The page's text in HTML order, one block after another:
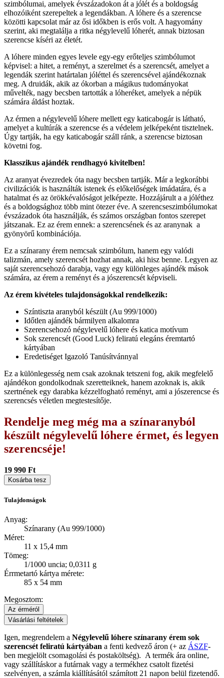
szimbólumai, amelyek évszázadokon át a jólét és a boldogság
elhozóiként szerepeltek a legendákban. A lóhere és a szerencse
közötti kapcsolat már az ősi időkben is erős volt. A hagyomány
szerint, aki megtalálja a ritka négylevelű lóherét, annak biztosan
szerencse kíséri az életét.
A lóhere minden egyes levele egy-egy erőteljes szimbólumot
képvisel: a hitet, a reményt, a szerelmet és a szerencsét, amelyet a
legendák szerint határtalan jóléttel és szerencsével ajándékoznak
meg. A druidák, akik az ókorban a mágikus tudományokat
művelték, nagy becsben tartották a lóheréket, amelyek a népük
számára áldást hoztak.
Az érmen a négylevelű lóhere mellett egy katicabogár is látható,
amelyet a kultúrák a szerencse és a védelem jelképeként tisztelnek.
Úgy tartják, ha egy katicabogár száll ránk, a szerencse biztosan
követni fog.
Klasszikus ajándék rendhagyó kivitelben!
Az aranyat évezredek óta nagy becsben tartják. Már a legkorábbi
civilizációk is használták istenek és előkelőségek imádatára, és a
hatalmat és az örökkévalóságot jelképezte. Hozzájárult a a jóléthez
és a boldogsághoz több mint ötezer éve. A szerencseszimbólumokat
évszázadok óta használják, és számos országban fontos szerepet
játszanak. Ez az érem ennek: a szerencsének és az aranynak a
gyönyörű kombinációja.
Ez a színarany érem nemcsak szimbólum, hanem egy valódi
talizmán, amely szerencsét hozhat annak, aki hisz benne. Legyen az
saját szerencsehozó darabja, vagy egy különleges ajándék mások
számára, az érem a reményt és a jószerencsét képviseli.
Az érem kivételes tulajdonságokkal rendelkezik:
Színtiszta aranyból készült (Au 999/1000)
Időtlen ajándék bármilyen alkalomra
Szerencsehozó négylevelű lóhere és katica motívum
Sok szerencsét (Good Luck) feliratú elegáns éremtartó
kártyában
Eredetiséget Igazoló Tanúsítvánnyal
Ez a különlegesség nem csak azoknak tetszeni fog, akik megfelelő
ajándékon gondolkodnak szeretteiknek, hanem azoknak is, akik
szertnének egy darabka kézzelfogható reményt, ami a jószerencse és
szerencsés véletlen megtestesítője.
Rendelje meg még ma a színaranyból
készült négylevelű lóhere érmet, és legyen
szerencséje!
19 990 Ft
Kosárba tesz
Tulajdonságok
Anyag:
Színarany (Au 999/1000)
Méret:
11 x 15,4 mm
Tömeg:
1/1000 uncia; 0,0311 g
Érrmetartó kártya mérete:
85 x 54 mm
Megosztom:
Az érméról
Vásárlási feltételek
Igen, megrendelem a Négylevelű lóhere színarany érem sok
szerencsét feliratú kártyában a fenti kedvező áron (+ az ÁSZF-
ben megjelölt csomagolási és postaköltség). A termék ára online,
vagy szállításkor a futárnak vagy a termékhez csatolt fizetési
szelvényen, a számla kiállításától számított 21 napon belül fizetendő.